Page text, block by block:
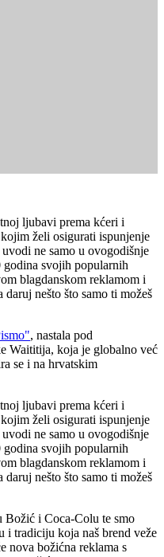
ljubavi prema kćeri i
želi osigurati ispunjenje
ne samo u ovogodišnje
godina svojih popularnih
blagdanskom reklamom i
nešto što samo ti možeš
, nastala pod
Waititija, koja je globalno već
se i na hrvatskim
ljubavi prema kćeri i
želi osigurati ispunjenje
ne samo u ovogodišnje
godina svojih popularnih
blagdanskom reklamom i
nešto što samo ti možeš
Božić i Coca-Colu te smo
i tradiciju koja naš brend veže
nova božićna reklama s